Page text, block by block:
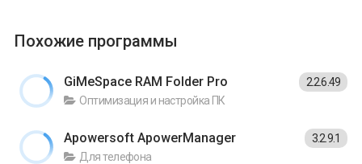
Похожие программы
GiMeSpace RAM Folder Pro
Оптимизация и настройка ПК
2.2.6.49
Apowersoft ApowerManager
Для телефона
3.2.9.1